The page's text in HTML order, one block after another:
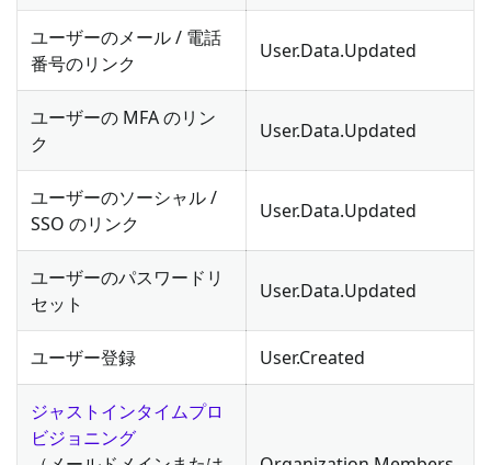
ユーザーのメール / 電話
番号のリンク
User.Data.Updated
ユーザーの MFA のリン
ク
User.Data.Updated
ユーザーのソーシャル /
SSO のリンク
User.Data.Updated
ユーザーのパスワードリ
セット
User.Data.Updated
ユーザー登録 User.Created
ジャストインタイムプロ
ビジョニング